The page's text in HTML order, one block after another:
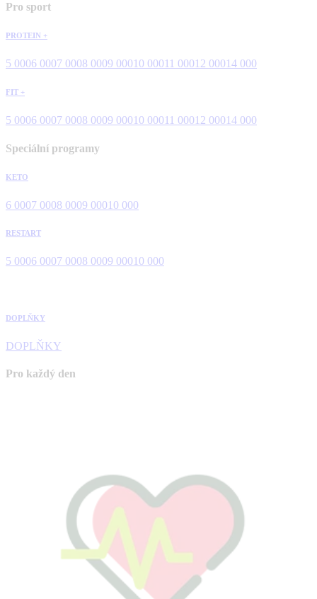
Pro sport
PROTEIN +
5 0006 0007 0008 0009 00010 00011 00012 00014 000
FIT +
5 0006 0007 0008 0009 00010 00011 00012 00014 000
Speciální programy
KETO
6 0007 0008 0009 00010 000
RESTART
5 0006 0007 0008 0009 00010 000
DOPLŇKY
DOPLŇKY
Pro každý den